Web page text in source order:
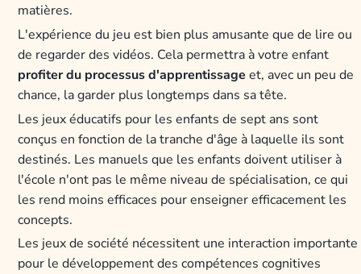
matières.
L'expérience du jeu est bien plus amusante que de lire ou
de regarder des vidéos. Cela permettra à votre enfant
profiter du processus d'apprentissage et, avec un peu de
chance, la garder plus longtemps dans sa tête.
Les jeux éducatifs pour les enfants de sept ans sont
conçus en fonction de la tranche d'âge à laquelle ils sont
destinés. Les manuels que les enfants doivent utiliser à
l'école n'ont pas le même niveau de spécialisation, ce qui
les rend moins efficaces pour enseigner efficacement les
concepts.
Les jeux de société nécessitent une interaction importante
pour le développement des compétences cognitives